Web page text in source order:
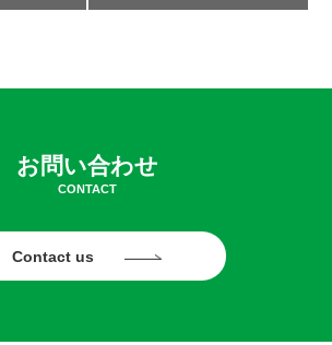
お問い合わせ
CONTACT
Contact us